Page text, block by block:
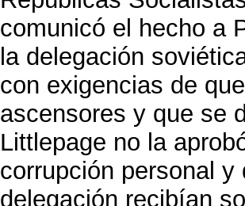
comunicó el hecho a
la delegación
con exigencias de
ascensores y que se
Littlepage no la
corrupción personal
delegación recibían